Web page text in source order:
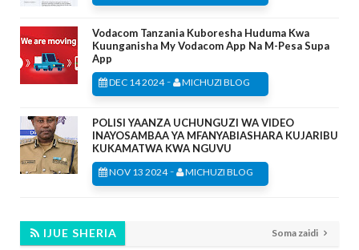
Vodacom Tanzania Kuboresha Huduma Kwa
Kuunganisha My Vodacom App Na M-Pesa Supa
App
DEC 14 2024- MICHUZI BLOG
POLISI YAANZA UCHUNGUZI WA VIDEO
INAYOSAMBAA YA MFANYABIASHARA KUJARIBU
KUKAMATWA KWA NGUVU
NOV 13 2024- MICHUZI BLOG
IJUE SHERIA Soma zaidi